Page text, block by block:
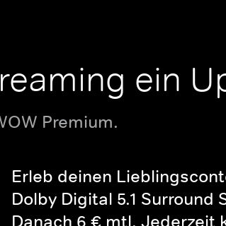
ein
Premium.
Erleb deinen
Dolby Digital 5.1 Surround
Danach 6 € mtl. Jederzeit